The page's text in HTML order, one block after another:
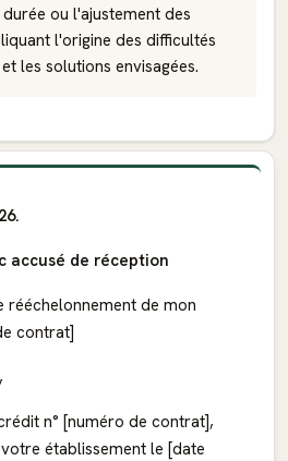
ou l'ajustement des
l'origine des difficultés
les solutions envisagées.
accusé de réception
rééchelonnement de mon
contrat]
n° [numéro de contrat],
établissement le [date